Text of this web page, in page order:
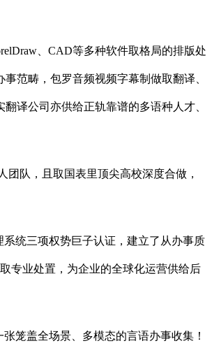
、CAD等多种软件取格局的排版处
范畴，包罗音频视频字幕制做取翻译、
译公司亦供给正轨靠谱的多语种人才、
队，且取国表里顶尖高校深度合做，
统三项权势巨子认证，建立了从办事质
专业处置，为企业的全球化运营供给后
笼盖全场景、多模态的言语办事收集！